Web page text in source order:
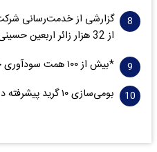
گزارشی از خدمت‌رسانی
از 32 هزار زائر اربعین حسینی
*بیش از ۱۰۰ همت سودآوری خالص در سال سخت ۱۴۰۴*
بومی‌سازی ۱۰ گرید پیشرفته در فولاد مبارکه